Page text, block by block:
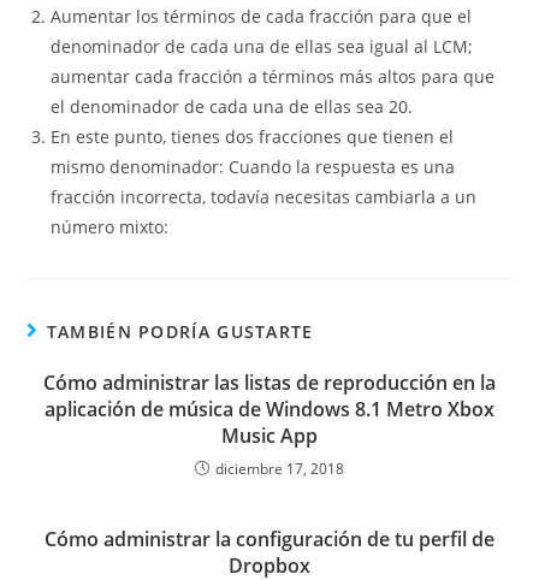
Aumentar los términos de cada fracción para que el
denominador de cada una de ellas sea igual al LCM;
aumentar cada fracción a términos más altos para que
el denominador de cada una de ellas sea 20.
En este punto, tienes dos fracciones que tienen el
mismo denominador: Cuando la respuesta es una
fracción incorrecta, todavía necesitas cambiarla a un
número mixto:
TAMBIÉN PODRÍA GUSTARTE
Cómo administrar las listas de reproducción en la
aplicación de música de Windows 8.1 Metro Xbox
Music App
diciembre 17, 2018
Cómo administrar la configuración de tu perfil de
Dropbox